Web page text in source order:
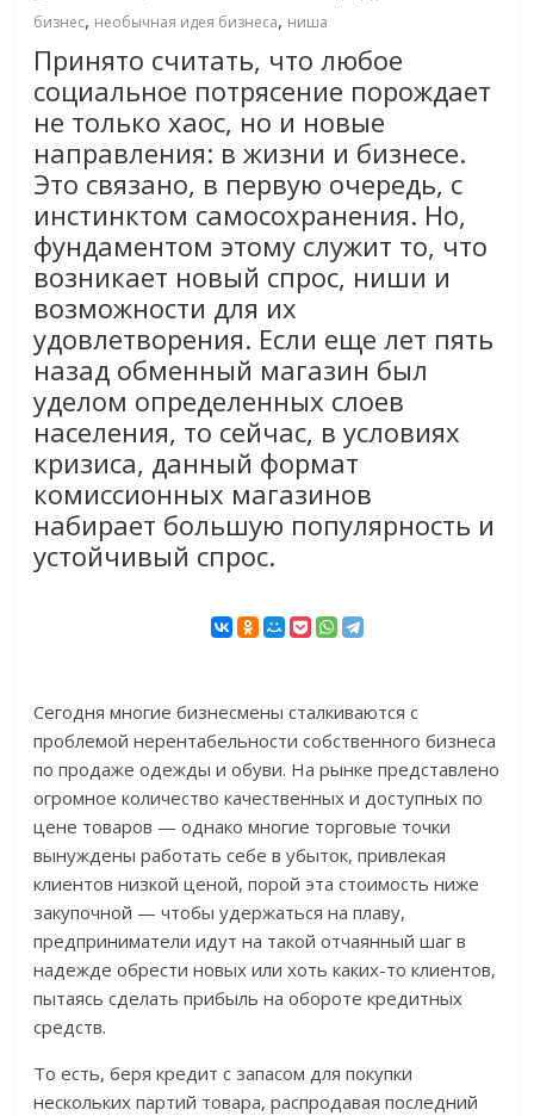
бизнес, необычная идея бизнеса, ниша
Принято считать, что любое
социальное потрясение порождает
не только хаос, но и новые
направления: в жизни и бизнесе.
Это связано, в первую очередь, с
инстинктом самосохранения. Но,
фундаментом этому служит то, что
возникает новый спрос, ниши и
возможности для их
удовлетворения. Если еще лет пять
назад обменный магазин был
уделом определенных слоев
населения, то сейчас, в условиях
кризиса, данный формат
комиссионных магазинов
набирает большую популярность и
устойчивый спрос.
Сегодня многие бизнесмены сталкиваются с
проблемой нерентабельности собственного бизнеса
по продаже одежды и обуви. На рынке представлено
огромное количество качественных и доступных по
цене товаров — однако многие торговые точки
вынуждены работать себе в убыток, привлекая
клиентов низкой ценой, порой эта стоимость ниже
закупочной — чтобы удержаться на плаву,
предприниматели идут на такой отчаянный шаг в
надежде обрести новых или хоть каких-то клиентов,
пытаясь сделать прибыль на обороте кредитных
средств.
То есть, беря кредит с запасом для покупки
нескольких партий товара, распродавая последний